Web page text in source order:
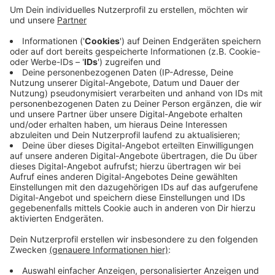
worden, weil sie sich für den Klimaschutz engagieren.
Bürgermeister Paul Wagener hat den mit insgesamt 2
verliehen. Die Kinder von der Kita „Sonnenschein“
hatten einen Naschgarten für Kinder und Insekten
angelegt. Grundschüler aus Niedernetphen haben ein
Klimaschutzkonzept erarbeitet. Schüler des
Gymnasiums Netphen wurden für ihre Aktion
„Thursdays for future“ ausgezeichnet. Dabei haben sie
in Netphen jede Menge Zigarettenkippen
aufgesammelt.
Anzeige
Anzeige